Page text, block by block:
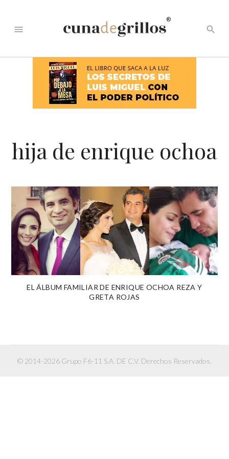
menu
®
search
hija de enrique ochoa
EL ÁLBUM FAMILIAR DE ENRIQUE OCHOA REZA Y
GRETA ROJAS
© 2014-2026 Grupo F6-11 S.A. DE C.V. Derechos Reservados.